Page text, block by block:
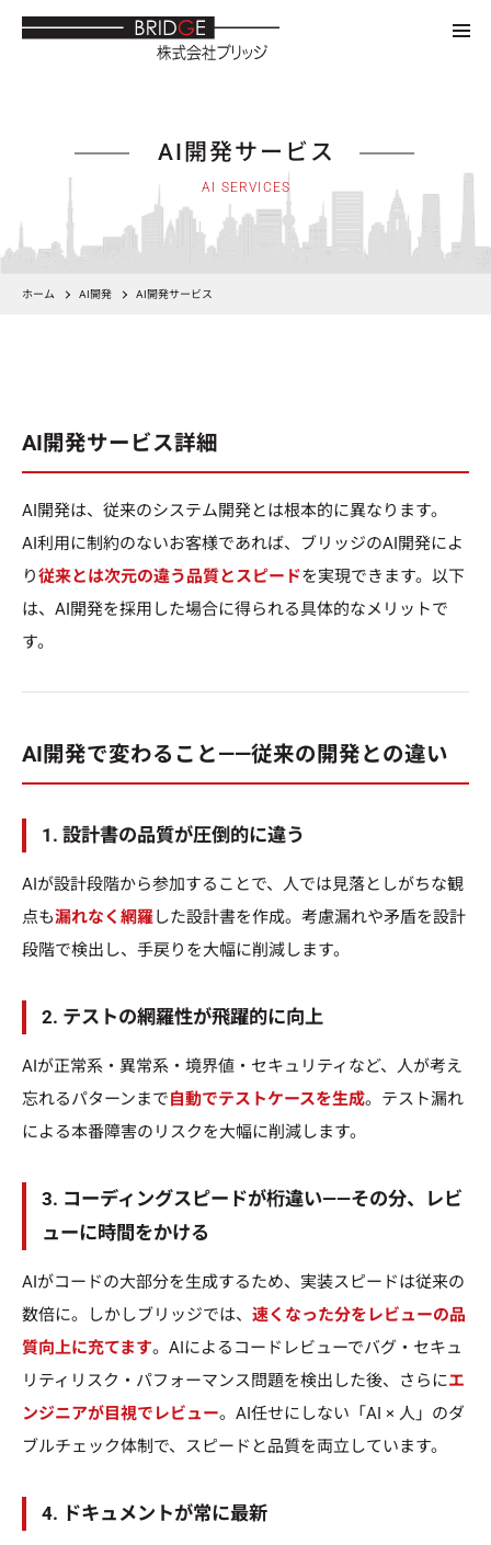
AI開発サービス
AI SERVICES
ホーム AI開発 AI開発サービス
AI開発サービス詳細
AI開発は、従来のシステム開発とは根本的に異なります。
AI利用に制約のないお客様であれば、ブリッジのAI開発によ
り従来とは次元の違う品質とスピードを実現できます。以下
は、AI開発を採用した場合に得られる具体的なメリットで
す。
AI開発で変わること——従来の開発との違い
1. 設計書の品質が圧倒的に違う
AIが設計段階から参加することで、人では見落としがちな観
点も漏れなく網羅した設計書を作成。考慮漏れや矛盾を設計
段階で検出し、手戻りを大幅に削減します。
2. テストの網羅性が飛躍的に向上
AIが正常系・異常系・境界値・セキュリティなど、人が考え
忘れるパターンまで自動でテストケースを生成。テスト漏れ
による本番障害のリスクを大幅に削減します。
3. コーディングスピードが桁違い——その分、レビ
ューに時間をかける
AIがコードの大部分を生成するため、実装スピードは従来の
数倍に。しかしブリッジでは、 速くなった分をレビューの品
質向上に充てます。AIによるコードレビューでバグ・セキュ
リティリスク・パフォーマンス問題を検出した後、さらにエ
ンジニアが目視でレビュー。AI任せにしない「AI × 人」のダ
ブルチェック体制で、スピードと品質を両立しています。
4. ドキュメントが常に最新